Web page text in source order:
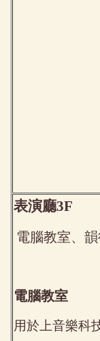
表演廳3F
電腦教室、
電腦教室
用於上音樂科